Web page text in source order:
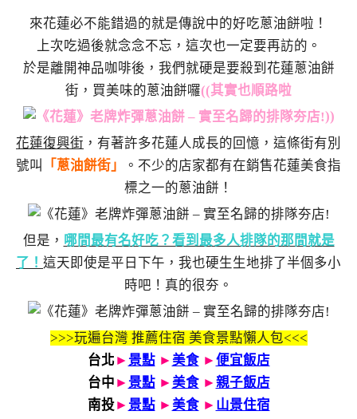
來花蓮必不能錯過的就是傳說中的好吃蔥油餅啦！
上次吃過後就念念不忘，這次也一定要再訪的。
於是離開神品咖啡後，我們就硬是要殺到花蓮蔥油餅
街，買美味的蔥油餅囉((其實也順路啦
))
花蓮復興街 ，有著許多花蓮人成長的回憶，這條街有別
號叫
「蔥油餅街」
。不少的店家都有在銷售花蓮美食指
標之一的蔥油餅！
但是， 哪間最有名好吃？看到最多人排隊的那間就是
了！ 這天即使是平日下午，我也硬生生地排了半個多小
時吧！真的很夯。
>>>玩遍台灣 推薦住宿 美食景點懶人包<<<
台北 ► 景點 ► 美食► 便宜飯店
台中 ► 景點 ► 美食► 親子飯店
南投► 景點 ► 美食► 山景住宿